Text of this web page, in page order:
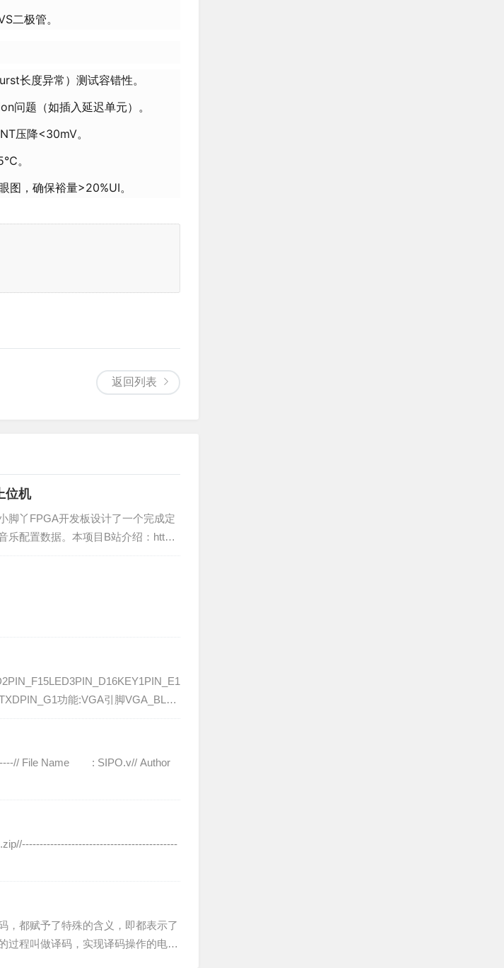
二极管。
长度异常）测试容错性。
问题（如插入延迟单元）。
压降<30mV。
。
图，确保裕量>20%UI。
返回列表
位机
脚丫FPGA开发板设计了一个完成定
乐配置数据。本项目B站介绍：http
研究内容：l ...
功能:VGA引脚VGA_BLU
File Name : SIPO.v// Author
，都赋予了特殊的含义，即都表示了
过程叫做译码，实现译码操作的电路